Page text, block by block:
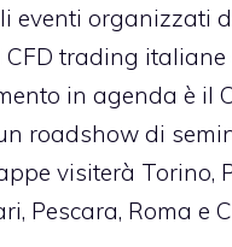
eventi organizzati
CFD trading
in agenda è il
roadshow di
visiterà Torino,
Pescara, Roma e